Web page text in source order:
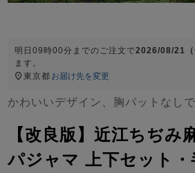
売れ筋ランキング
- Item Ranking -
き
明日09時00分 までのご注文で2026/08/21（
ます。
東京都 お届け先を変更
かわいいデザイン、胸パットなし
【改良版】近江ちぢみ
パジャマ 上下セット